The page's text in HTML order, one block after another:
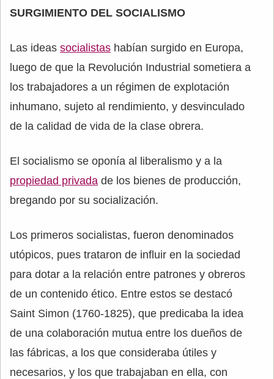
SURGIMIENTO DEL SOCIALISMO
Las ideas socialistas habían surgido en Europa,
luego de que la Revolución Industrial sometiera a
los trabajadores a un régimen de explotación
inhumano, sujeto al rendimiento, y desvinculado
de la calidad de vida de la clase obrera.
El socialismo se oponía al liberalismo y a la
propiedad privada de los bienes de producción,
bregando por su socialización.
Los primeros socialistas, fueron denominados
utópicos, pues trataron de influir en la sociedad
para dotar a la relación entre patrones y obreros
de un contenido ético. Entre estos se destacó
Saint Simon (1760-1825), que predicaba la idea
de una colaboración mutua entre los dueños de
las fábricas, a los que consideraba útiles y
necesarios, y los que trabajaban en ella, con